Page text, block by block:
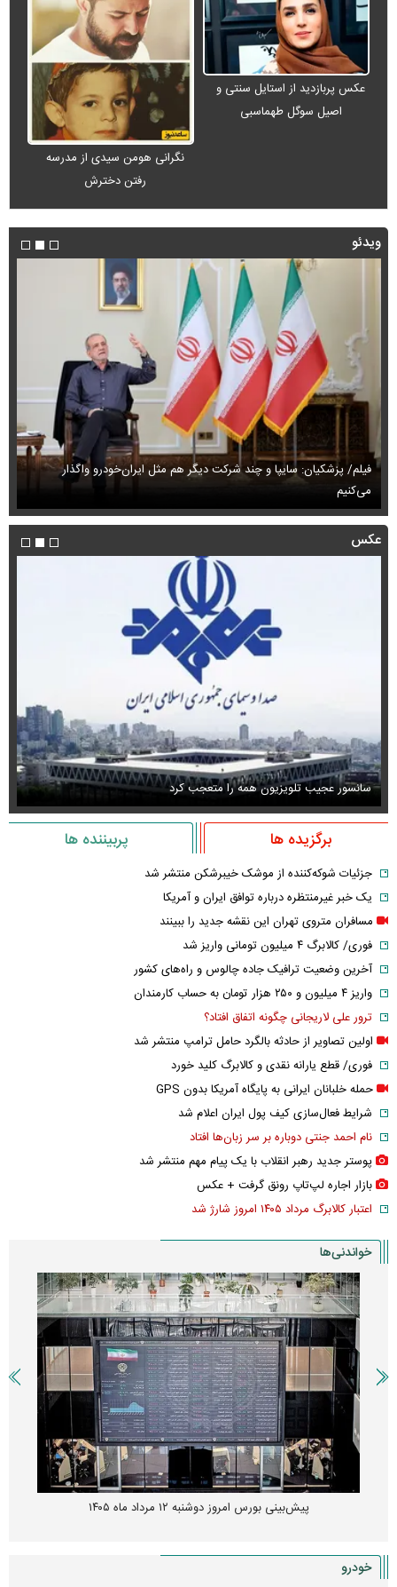
عکس پربازدید از استایل سنتی و
اصیل سوگل طهماسبی
نگرانی هومن سیدی از مدرسه
رفتن دخترش
ویدئو
فیلم/ پزشکیان: سایپا و چند شرکت دیگر هم مثل ایران‌خودرو واگذار
می‌کنیم
عکس
سانسور عجیب تلویزیون همه را متعجب کرد
برگزیده ها پربیننده ها
جزئیات شوکه‌کننده از موشک خیبرشکن منتشر شد
یک خبر غیرمنتظره درباره توافق ایران و آمریکا
مسافران متروی تهران این نقشه جدید را ببینند
فوری/ کالابرگ ۴ میلیون تومانی واریز شد
آخرین وضعیت ترافیک جاده چالوس و راه‌های کشور
واریز ۴ میلیون و ۲۵۰ هزار تومان به حساب کارمندان
ترور علی لاریجانی چگونه اتفاق افتاد؟
اولین تصاویر از حادثه بالگرد حامل ترامپ منتشر شد
فوری/ قطع یارانه نقدی و کالابرگ کلید خورد
حمله خلبانان ایرانی به پایگاه آمریکا بدون GPS
شرایط فعال‌سازی کیف پول ایران اعلام شد
نام احمد جنتی دوباره بر سر زبان‌ها افتاد
پوستر جدید رهبر انقلاب با یک پیام مهم منتشر شد
بازار اجاره لپ‌تاپ رونق گرفت + عکس
اعتبار کالابرگ مرداد ۱۴۰۵ امروز شارژ شد
خواندنی‌ها
پیش‌بینی بورس امروز دوشنبه ۱۲ مرداد ماه ۱۴۰۵
خودرو